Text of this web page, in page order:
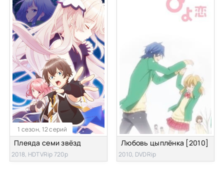
1 сезон, 12 серий
Плеяда семи звёзд
2018, HDTVRip 720p
Любовь цыплёнка [2010]
2010, DVDRip